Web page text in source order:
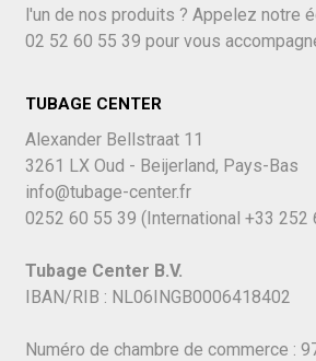
l'un de nos produits ? Appelez notre
02 52 60 55 39 pour vous
TUBAGE CENTER
Alexander Bellstraat 11
3261 LX Oud - Beijerland, Pays-Bas
info@tubage-center.fr
0252 60 55 39 (International +33 252
Tubage Center B.V.
IBAN/RIB : NL06INGB0006418402
Numéro de chambre de commerce :